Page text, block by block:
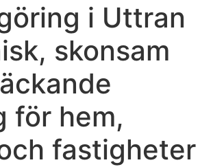
i Uttran
skonsam
för hem,
fastigheter